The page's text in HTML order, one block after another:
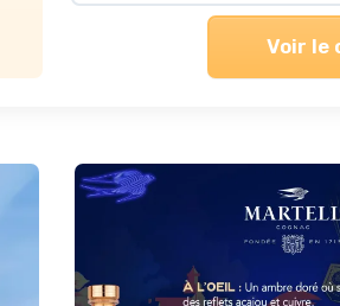
Voir le